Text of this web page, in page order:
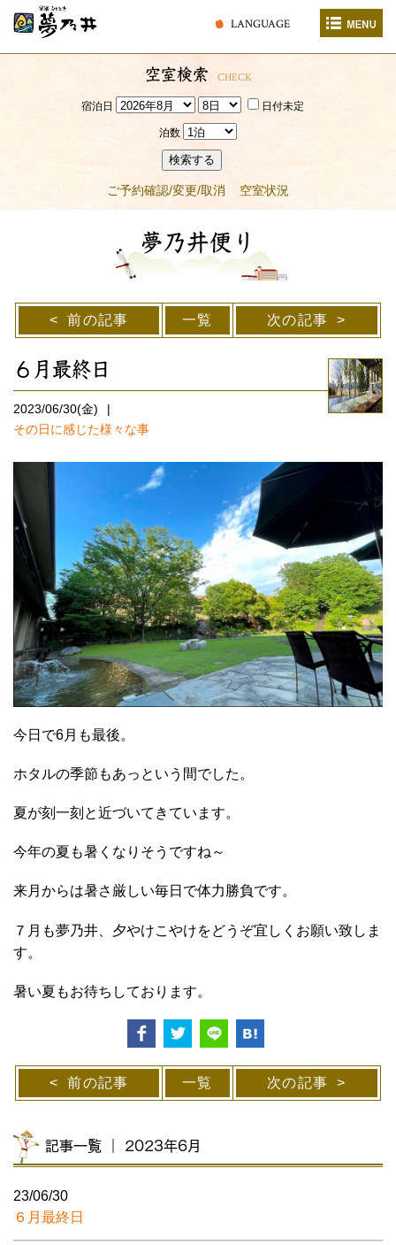
LANGUAGE
空室検索 CHECK
宿泊日 日付未定
泊数
検索する
ご予約確認/変更/取消 空室状況
夢乃井便り
前の記事 一覧 次の記事
６月最終日
2023/06/30(金)
その日に感じた様々な事
今日で6月も最後。
ホタルの季節もあっという間でした。
夏が刻一刻と近づいてきています。
今年の夏も暑くなりそうですね～
来月からは暑さ厳しい毎日で体力勝負です。
７月も夢乃井、夕やけこやけをどうぞ宜しくお願い致しま
す。
暑い夏もお待ちしております。
前の記事 一覧 次の記事
記事一覧 ｜ 2023年6月
23/06/30
６月最終日